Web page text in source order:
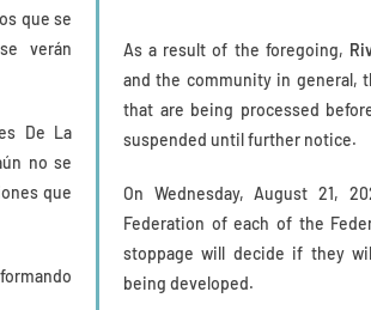
que se
verán
De La
no se
que
As a result of the foregoing,
and the community in general,
that are being processed
suspended until further notice.
On Wednesday, August 21,
Federation of each of the
stoppage will decide if they
being developed.